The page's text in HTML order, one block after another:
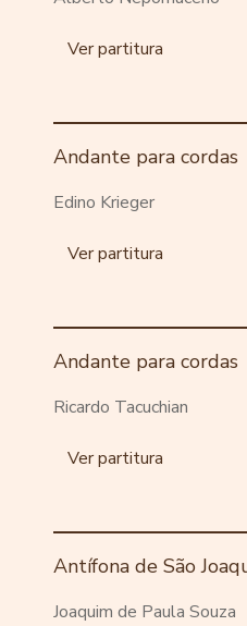
Ver partitura
Andante para cordas
Edino Krieger
Ver partitura
Andante para cordas
Ricardo Tacuchian
Ver partitura
Antífona de São
Joaquim de Paula Souza